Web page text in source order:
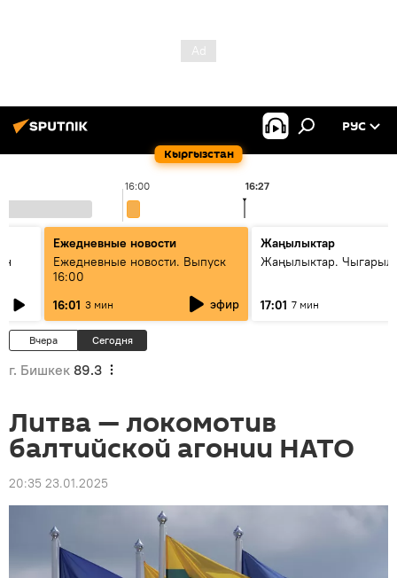
Кыргызстан
РУС
16:00 16:27
Ежедневные новости
Ежедневные новости. Выпуск
16:00
16:01 3 мин эфир
Жаңылыктар
Жаңылыктар.
17:01 7 мин
Вчера Сегодня
г. Бишкек 89.3
Литва — локомотив
балтийской агонии НАТО
20:35 23.01.2025